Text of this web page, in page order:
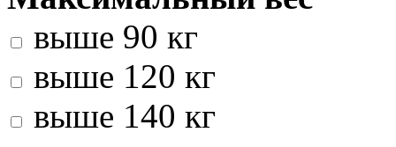
выше 90 кг
выше 120 кг
выше 140 кг